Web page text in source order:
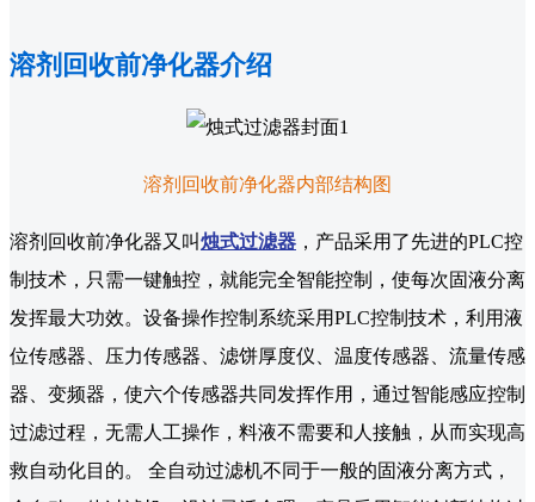
溶剂回收前净化器介绍
溶剂回收前净化器内部结构图
溶剂回收前净化器又叫烛式过滤器 ，产品采用了先进的PLC控
制技术，只需一键触控，就能完全智能控制，使每次固液分离
发挥最大功效。设备操作控制系统采用PLC控制技术，利用液
位传感器、压力传感器、滤饼厚度仪、温度传感器、流量传感
器、变频器，使六个传感器共同发挥作用，通过智能感应控制
过滤过程，无需人工操作，料液不需要和人接触，从而实现高
救自动化目的。 全自动过滤机不同于一般的固液分离方式，